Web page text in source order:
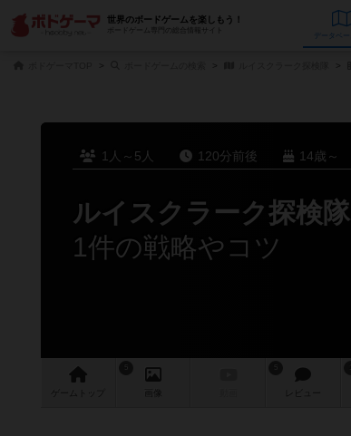
世界のボードゲームを楽しもう！
ボードゲーム専門の総合情報サイト
1人～5人 120分前後 14歳～
ルイスクラーク探検隊
1件の戦略やコツ
ゲーム 画像 レビュー